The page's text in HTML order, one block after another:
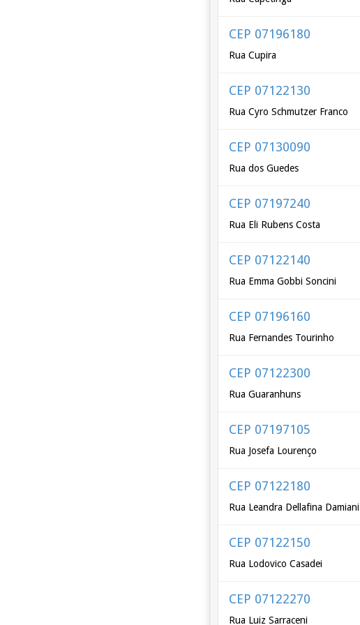
CEP 07196180
Rua Cupira
CEP 07122130
Rua Cyro Schmutzer Franco
CEP 07130090
Rua dos Guedes
CEP 07197240
Rua Eli Rubens Costa
CEP 07122140
Rua Emma Gobbi Soncini
CEP 07196160
Rua Fernandes Tourinho
CEP 07122300
Rua Guaranhuns
CEP 07197105
Rua Josefa Lourenço
CEP 07122180
Rua Leandra Dellafina Damiani
CEP 07122150
Rua Lodovico Casadei
CEP 07122270
Rua Luiz Sarraceni